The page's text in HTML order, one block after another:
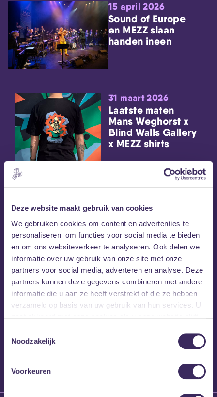
Deze website maakt gebruik van cookies
We gebruiken cookies om content en advertenties te
personaliseren, om functies voor social media te bieden
en om ons websiteverkeer te analyseren. Ook delen we
informatie over uw gebruik van onze site met onze
partners voor social media, adverteren en analyse. Deze
partners kunnen deze gegevens combineren met andere
informatie die u aan ze heeft verstrekt of die ze hebben
verzameld op basis van uw gebruik van hun services. U
Noodzakelijk
Voorkeuren
15 april 2026
Sound of Europe
en MEZZ slaan
handen ineen
31 maart 2026
Laatste maten
Mans Weghorst x
Blind Walls Gallery
x MEZZ shirts
27 maart 2026
Willem’s Blog:
Frans Kalf
26 maart 2026
Willem’s Blog: High